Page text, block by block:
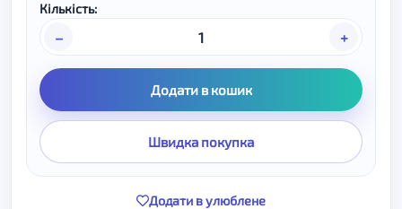
Кількість:
– +
Додати в кошик
Швидка покупка
Додати в улюблене